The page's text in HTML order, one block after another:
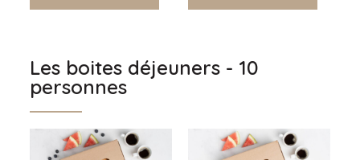
Les boites déjeuners - 10
personnes